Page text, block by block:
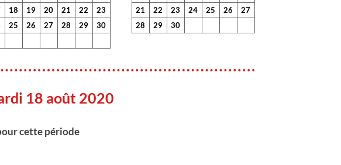
18 19 20 21 22
23
25 26 27 28 29
30
21
22 23 24 25 26
27
28
29 30
18 août 2020
cette période